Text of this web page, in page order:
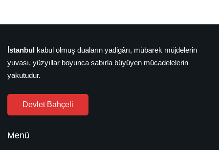
İstanbul kabul olmuş duaların yadigârı, mübarek müjdelerin
yuvası, yüzyıllar boyunca sabırla büyüyen mücadelelerin
yakutudur.
Devlet Bahçeli
Menü